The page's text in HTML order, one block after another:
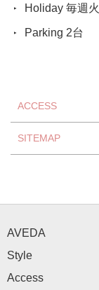
Holiday 毎週
Parking 2台
ACCESS
SITEMAP
AVEDA
Style
Access